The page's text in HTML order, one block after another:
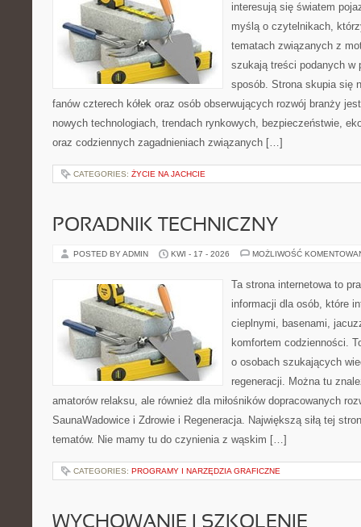
interesują się światem
myślą o czytelnikach,
tematach związanych z
szukają treści podanych w
sposób. Strona skupia się
fanów czterech kółek oraz osób obserwujących rozwój branży
nowych technologiach, trendach rynkowych, bezpieczeństwie,
oraz codziennych zagadnieniach związanych […]
CATEGORIES: ŻYCIE NA JACHCIE
PORADNIK TECHNICZNY
POSTED BY ADMIN KWI - 17 - 2026 MOŻLIWOŚĆ
Ta strona internetowa to
informacji dla osób, które
cieplnymi, basenami,
komfortem codzienności.
o osobach szukających
regeneracji. Można tu
amatorów relaksu, ale również dla miłośników dopracowanych
SaunaWadowice i Zdrowie i Regeneracja. Największą siłą tej
tematów. Nie mamy tu do czynienia z wąskim […]
CATEGORIES: PROGRAMY I NARZĘDZIA GRAFICZNE
WYCHOWANIE I SZKOLENIE